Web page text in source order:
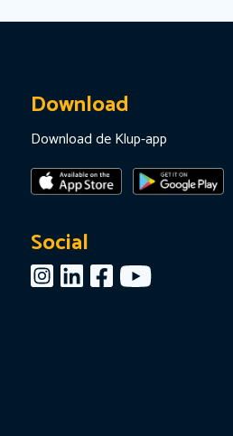
Download
Download de Klup-app
Social